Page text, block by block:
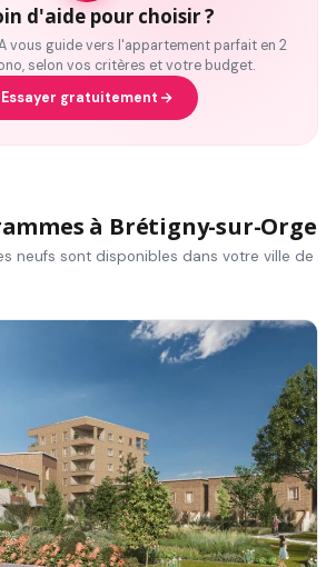
d'aide pour choisir ?
vous guide vers l'appartement parfait en 2
selon vos critères et votre budget.
Essayer gratuitement
à Brétigny-sur-Orge
neufs sont disponibles dans votre ville de